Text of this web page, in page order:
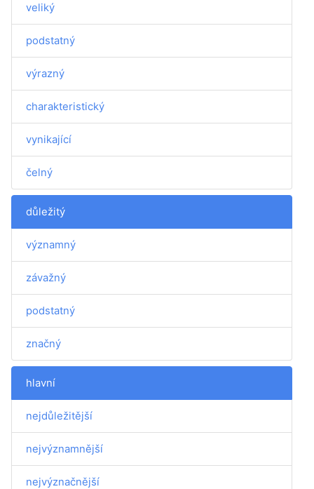
veliký
podstatný
výrazný
charakteristický
vynikající
čelný
důležitý
významný
závažný
podstatný
značný
hlavní
nejdůležitější
nejvýznamnější
nejvýznačnější